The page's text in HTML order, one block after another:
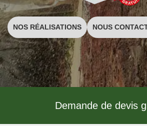
NOS RÉALISATIONS NOUS
Demande de devis